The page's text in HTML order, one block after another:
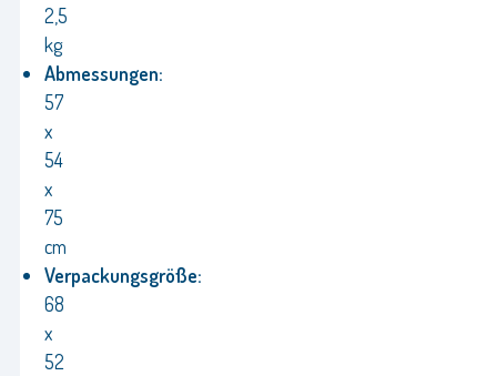
2,5
kg
Abmessungen:
57
x
54
x
75
cm
Verpackungsgröße:
68
x
52